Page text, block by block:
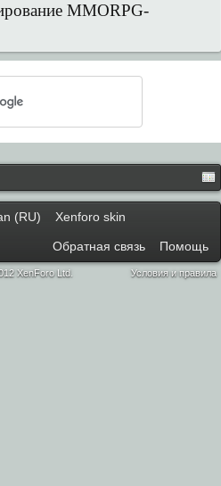
MMORPG-
(RU) Xenforo skin
Обратная связь Помощь
Условия и правила
XenForo Ltd.